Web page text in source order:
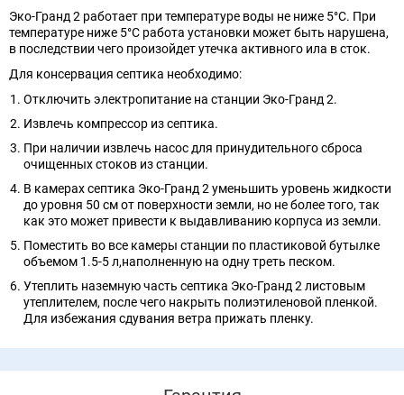
Эко-Гранд 2 работает при температуре воды не ниже 5°C. При
температуре ниже 5°C работа установки может быть нарушена,
в последствии чего произойдет утечка активного ила в сток.
Для консервация септика необходимо:
Отключить электропитание на станции Эко-Гранд 2.
Извлечь компрессор из септика.
При наличии извлечь насос для принудительного сброса
очищенных стоков из станции.
В камерах септика Эко-Гранд 2 уменьшить уровень жидкости
до уровня 50 см от поверхности земли, но не более того, так
как это может привести к выдавливанию корпуса из земли.
Поместить во все камеры станции по пластиковой бутылке
объемом 1.5-5 л,наполненную на одну треть песком.
Утеплить наземную часть септика Эко-Гранд 2 листовым
утеплителем, после чего накрыть полиэтиленовой пленкой.
Для избежания сдувания ветра прижать пленку.